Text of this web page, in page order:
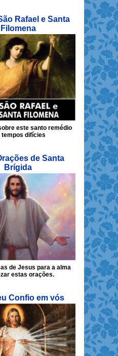
Rafael e Santa
Filomena
este santo remédio
tempos difícies
de Santa
Brígida
de Jesus para a alma
estas orações.
Confio em vós